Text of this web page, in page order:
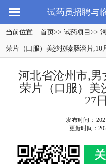
试药员招聘与
当前位置: 首页>> 试药项目 >>
荣片（口服）美沙拉嗪肠溶片,10
河北省沧州市,
荣片（口服）美
27
发布时间：
更新时间：